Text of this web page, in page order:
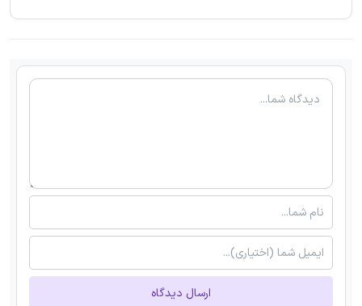
ارسال دیدگاه